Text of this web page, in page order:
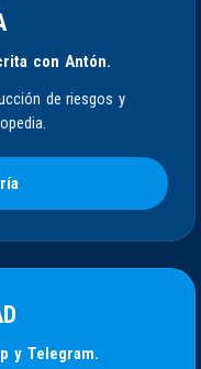
con Antón.
de riesgos y
y Telegram.